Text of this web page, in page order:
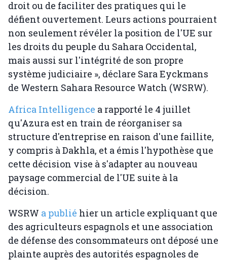
droit ou de faciliter des pratiques qui le
défient ouvertement. Leurs actions pourraient
non seulement révéler la position de l'UE sur
les droits du peuple du Sahara Occidental,
mais aussi sur l'intégrité de son propre
système judiciaire », déclare Sara Eyckmans
de Western Sahara Resource Watch (WSRW).
Africa Intelligence a rapporté le 4 juillet
qu'Azura est en train de réorganiser sa
structure d'entreprise en raison d'une faillite,
y compris à Dakhla, et a émis l'hypothèse que
cette décision vise à s'adapter au nouveau
paysage commercial de l'UE suite à la
décision.
WSRW a publié hier un article expliquant que
des agriculteurs espagnols et une association
de défense des consommateurs ont déposé une
plainte auprès des autorités espagnoles de